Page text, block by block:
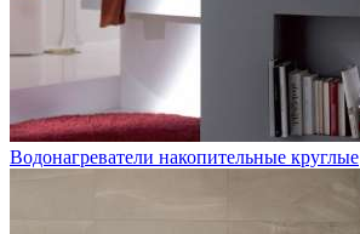
Водонагреватели накопительные круглые